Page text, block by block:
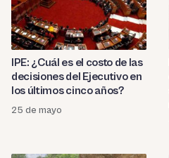
IPE: ¿Cuál es el costo de las
decisiones del Ejecutivo en
los últimos cinco años?
25 de mayo